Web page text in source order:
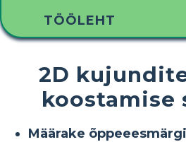
TÖÖLEHT
2D
koostamise
Määrake